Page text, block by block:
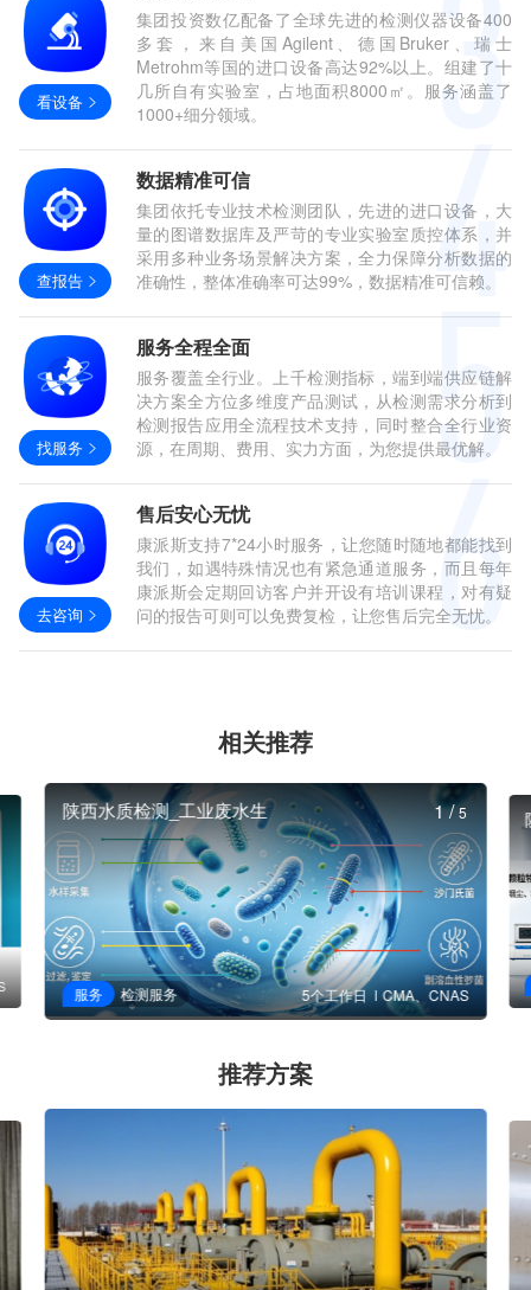
看设备
集团投资数亿配备了全球先进的检测仪器设备400
多套，来自美国Agilent、德国Bruker、瑞士
Metrohm等国的进口设备高达92%以上。组建了十
几所自有实验室，占地面积8000㎡。服务涵盖了
1000+细分领域。
查报告
数据精准可信
集团依托专业技术检测团队，先进的进口设备，大
量的图谱数据库及严苛的专业实验室质控体系，并
采用多种业务场景解决方案，全力保障分析数据的
准确性，整体准确率可达99%，数据精准可信赖。
找服务
服务全程全面
服务覆盖全行业。上千检测指标，端到端供应链解
决方案全方位多维度产品测试，从检测需求分析到
检测报告应用全流程技术支持，同时整合全行业资
源，在周期、费用、实力方面，为您提供最优解。
去咨询
售后安心无忧
康派斯支持7*24小时服务，让您随时随地都能找到
我们，如遇特殊情况也有紧急通道服务，而且每年
康派斯会定期回访客户并开设有培训课程，对有疑
问的报告可则可以免费复检，让您售后完全无忧。
相关推荐
陕西水质检测_工业废水生
服务 检测服务 5个工作日 CMA、CNAS
1/5
推荐方案